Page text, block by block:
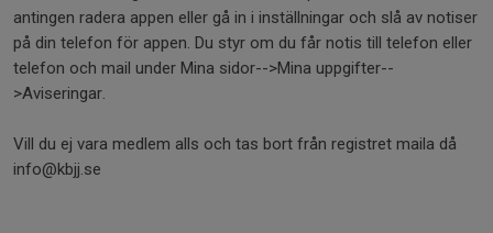
antingen radera appen eller gå in i inställningar och slå av notiser
på din telefon för appen. Du styr om du får notis till telefon eller
telefon och mail under Mina sidor-->Mina uppgifter--
>Aviseringar.
Vill du ej vara medlem alls och tas bort från registret maila då
info@kbjj.se